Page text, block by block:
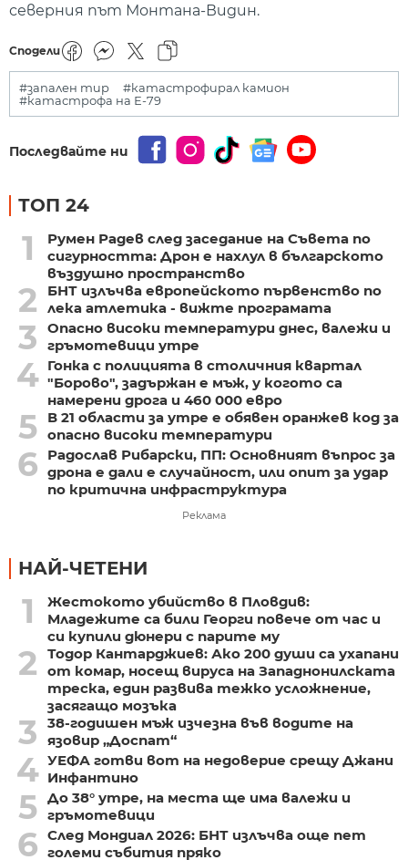
северния път Монтана-Видин.
Сподели
#запален тир
#катастрофирал камион
#катастрофа на Е-79
Последвайте ни
ТОП 24
1
Румен Радев след заседание на Съвета по
сигурността: Дрон е нахлул в българското
въздушно пространство
2
БНТ излъчва европейското първенство по
лека атлетика - вижте програмата
3
Опасно високи температури днес, валежи и
гръмотевици утре
4 Гонка с полицията в столичния квартал
"Борово", задържан е мъж, у когото са
намерени дрога и 460 000 евро
5
В 21 области за утре е обявен оранжев код за
опасно високи температури
6
Радослав Рибарски, ПП: Основният въпрос за
дрона е дали е случайност, или опит за удар
по критична инфраструктура
Реклама
НАЙ-ЧЕТЕНИ
1
Жестокото убийство в Пловдив:
Младежите са били Георги повече от час и
си купили дюнери с парите му
2
Тодор Кантарджиев: Ако 200 души са ухапани
от комар, носещ вируса на Западнонилската
треска, един развива тежко усложнение,
засягащо мозъка
3
38-годишен мъж изчезна във водите на
язовир „Доспат“
4 УЕФА готви вот на недоверие срещу Джани
Инфантино
5 До 38° утре, на места ще има валежи и
гръмотевици
6 След Мондиал 2026: БНТ излъчва още пет
големи събития пряко